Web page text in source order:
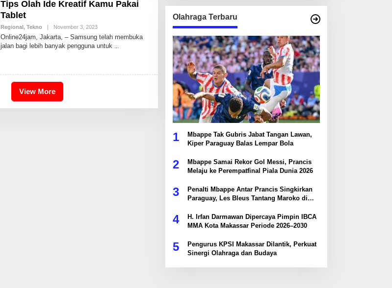
Tips Olah Ide Kreatif Kamu Pakai
Tablet
Regional, Tekno | November 3, 2023B
Y
D
2
Online24jam, Jakarta, – Samsung telah membuka
jalan bagi lebih banyak pengguna untuk
View More
Olahraga Terbaru
1
Mbappe Tak Gubris Jabat Tangan Lawan,
Kiper Paraguay Balas Lempar Bola
2
Mbappe Samai Rekor Gol Messi, Prancis
Melaju ke Perempatfinal Piala Dunia 2026
3
Penalti Mbappe Antar Prancis Singkirkan
Paraguay, Les Bleus Tantang Maroko di
4
H. Irfan Darmawan Dipercaya Pimpin IBCA
MMA Kota Makassar Periode 2026–2030
5
Pengurus KPSI Makassar Dilantik, Perkuat
Sinergi Olahraga dan Budaya